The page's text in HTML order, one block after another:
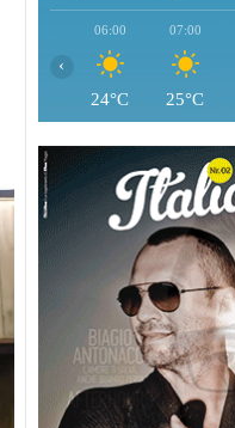
06:00
24°C
07:00
25°C
‹